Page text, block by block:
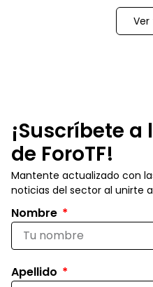
Ver
¡Suscríbete
de ForoTF!
Mantente actualizado con
noticias del sector al unirte
Nombre
Apellido